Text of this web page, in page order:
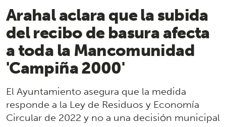
Arahal aclara que la subida
del recibo de basura afecta
a toda la Mancomunidad
'Campiña 2000'
El Ayuntamiento asegura que la medida
responde a la Ley de Residuos y Economía
Circular de 2022 y no a una decisión municipal